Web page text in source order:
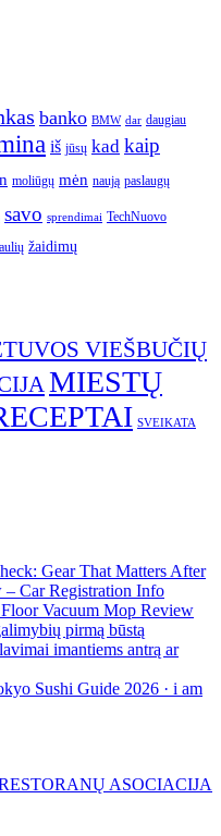
banko BMW dar daugiau
iš jūsų kad kaip
moliūgų mėn naują paslaugų
savo sprendimai TechNuovo
žaidimų
VIEŠBUČIŲ
MIESTŲ
SVEIKATA
Gear That Matters After
Car Registration Info
Vacuum Mop Review
pirmą būstą
imantiems antrą ar
Sushi Guide 2026 · i am
ASOCIACIJA